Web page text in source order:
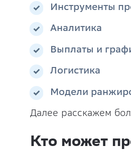
Инструменты
Аналитика
Выплаты и
Логистика
Модели
Далее расскажем
Кто может